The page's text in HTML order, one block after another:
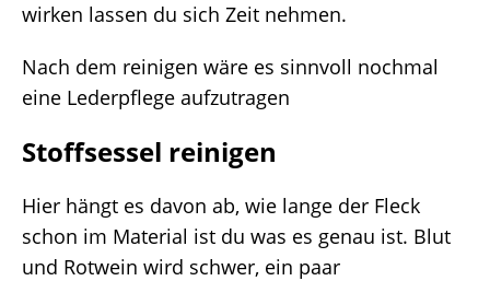
wirken lassen du sich Zeit nehmen.
Nach dem reinigen wäre es sinnvoll nochmal
eine Lederpflege aufzutragen
Stoffsessel reinigen
Hier hängt es davon ab, wie lange der Fleck
schon im Material ist du was es genau ist. Blut
und Rotwein wird schwer, ein paar